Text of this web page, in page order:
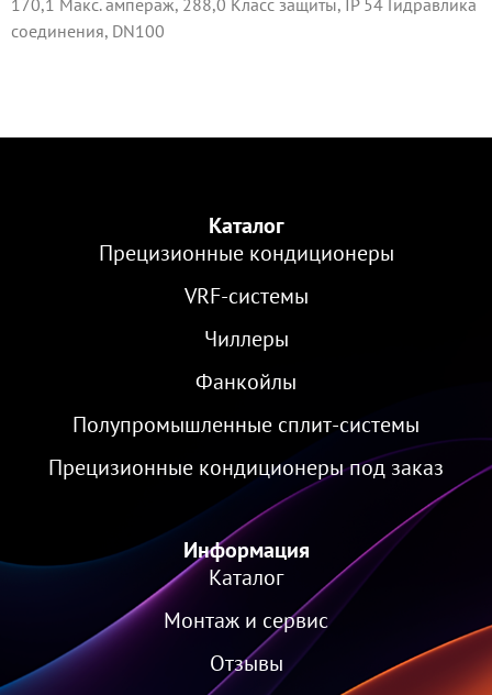
170,1 Макс. ампераж, 288,0 Класс защиты, IP 54 Гидравлика
соединения, DN100
Каталог
Прецизионные кондиционеры
VRF-cистемы
Чиллеры
Фанкойлы
Полупромышленные сплит-системы
Прецизионные кондиционеры под заказ
Информация
Каталог
Монтаж и сервис
Отзывы